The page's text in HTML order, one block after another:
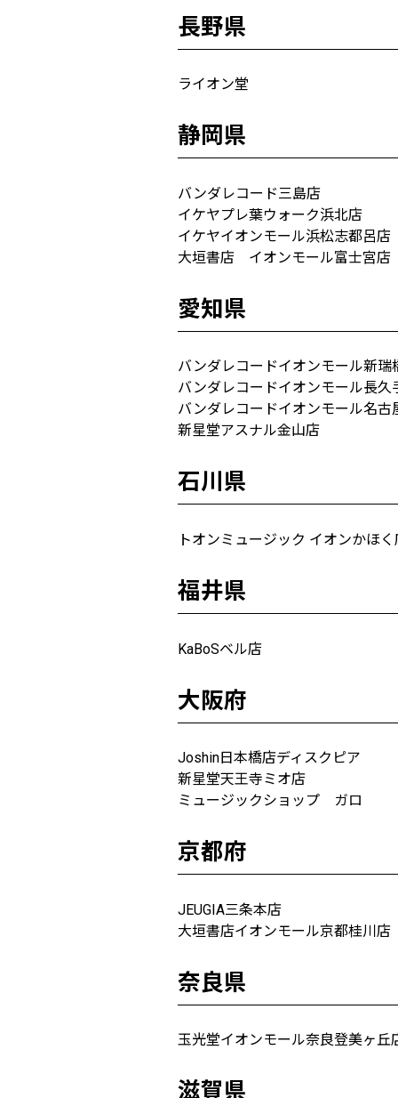
長野県
ライオン堂
静岡県
バンダレコード三島店
イケヤプレ葉ウォーク浜北店
イケヤイオンモール浜松志都呂店
大垣書店 イオンモール富士宮店
愛知県
バンダレコードイオンモール新瑞
バンダレコードイオンモール長久
バンダレコードイオンモール名古
新星堂アスナル金山店
石川県
トオンミュージック イオンかほく
福井県
KaBoSベル店
大阪府
Joshin日本橋店ディスクピア
新星堂天王寺ミオ店
ミュージックショップ ガロ
京都府
JEUGIA三条本店
大垣書店イオンモール京都桂川店
奈良県
玉光堂イオンモール奈良登美ヶ丘
滋賀県